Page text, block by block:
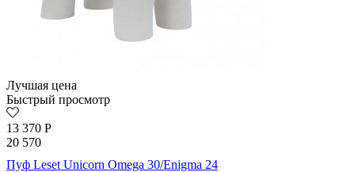
Лучшая цена
Быстрый просмотр
13 370 Р
20 570
Пуф Leset Unicorn Omega 30/Enigma 24